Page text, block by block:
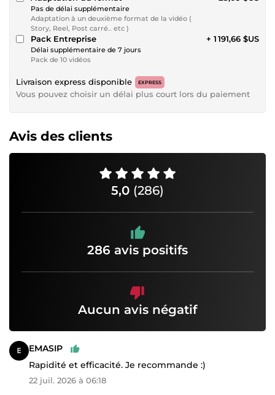
Pas de délai supplémentaire
Adaptation à un deuxième format de la vidéo (
Story, Reel, Post carré.. etc )
Pack Entreprise
Délai supplémentaire de 7 jours
Pack de 10 vidéos
+ 1 191,66 $US
Livraison express disponible EXPRESS
Vous pouvez choisir un délai plus court lors du paiement
Avis des clients
5,0 (286)
286 avis positifs
Aucun avis négatif
EMASIP
Rapidité et efficacité. Je recommande :)
22 juil. 2026 à 06:18